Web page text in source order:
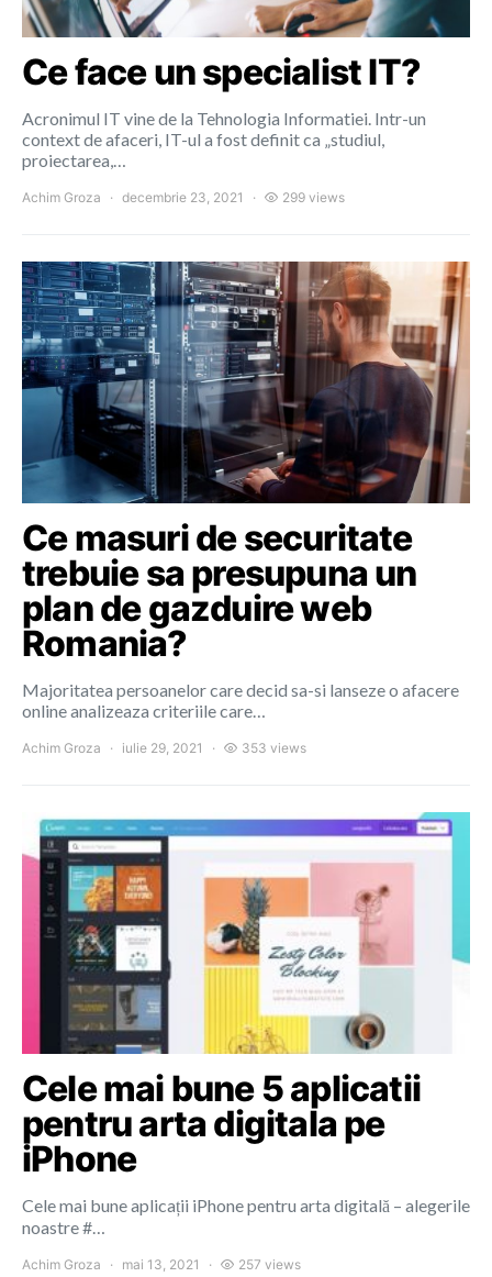
Ce face un specialist IT?
Acronimul IT vine de la Tehnologia Informatiei. Intr-un
context de afaceri, IT-ul a fost definit ca „studiul,
proiectarea,…
Achim Groza decembrie 23, 2021 299 views
Ce masuri de securitate
trebuie sa presupuna un
plan de gazduire web
Romania?
Majoritatea persoanelor care decid sa-si lanseze o afacere
online analizeaza criteriile care…
Achim Groza iulie 29, 2021 353 views
Cele mai bune 5 aplicatii
pentru arta digitala pe
iPhone
Cele mai bune aplicații iPhone pentru arta digitală – alegerile
noastre #…
Achim Groza mai 13, 2021 257 views